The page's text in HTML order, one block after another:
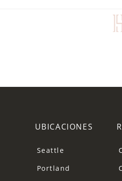
UBICACIONES
Seattle
Portland